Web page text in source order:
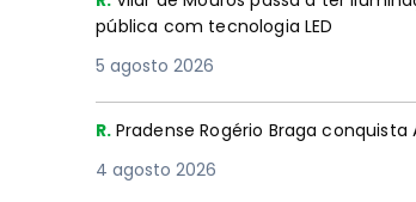
pública com tecnologia LED
5 agosto 2026
R. Pradense Rogério Braga conquista
4 agosto 2026